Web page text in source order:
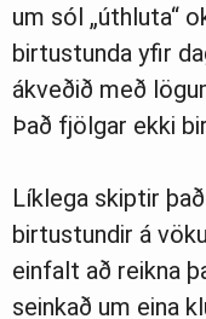
um sól „úthluta“
birtustunda yfir
ákveðið með
Það fjölgar ekki
Líklega skiptir
birtustundir á
einfalt að reikna
seinkað um eina